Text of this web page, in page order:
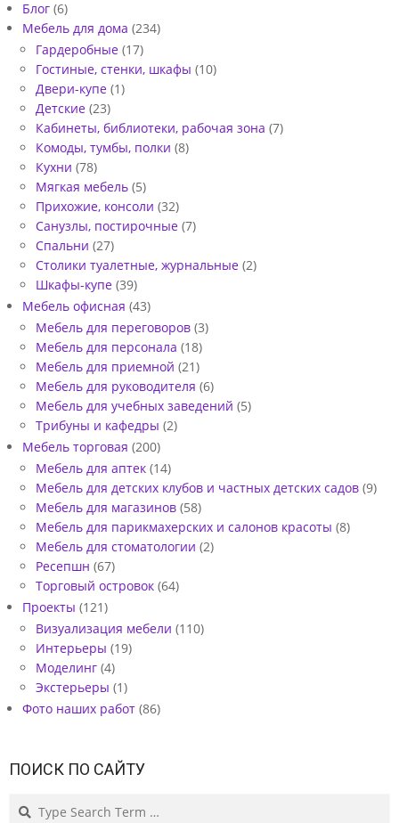
Р
О
Е
К
Т
№
0
1
3
1
2
0
1
4
0
1
Блог (6)
Мебель для дома (234)
Гардеробные (17)
Гостиные, стенки, шкафы (10)
Двери-купе (1)
Детские (23)
Кабинеты, библиотеки, рабочая зона (7)
Комоды, тумбы, полки (8)
Кухни (78)
Мягкая мебель (5)
Прихожие, консоли (32)
Санузлы, постирочные (7)
Спальни (27)
Столики туалетные, журнальные (2)
Шкафы-купе (39)
Мебель офисная (43)
Мебель для переговоров (3)
Мебель для персонала (18)
Мебель для приемной (21)
Мебель для руководителя (6)
Мебель для учебных заведений (5)
Трибуны и кафедры (2)
Мебель торговая (200)
Мебель для аптек (14)
Мебель для детских клубов и частных детских садов (9)
Мебель для магазинов (58)
Мебель для парикмахерских и салонов красоты (8)
Мебель для стоматологии (2)
Ресепшн (67)
Торговый островок (64)
Проекты (121)
Визуализация мебели (110)
Интерьеры (19)
Моделинг (4)
Экстерьеры (1)
Фото наших работ (86)
ПОИСК ПО САЙТУ
Search